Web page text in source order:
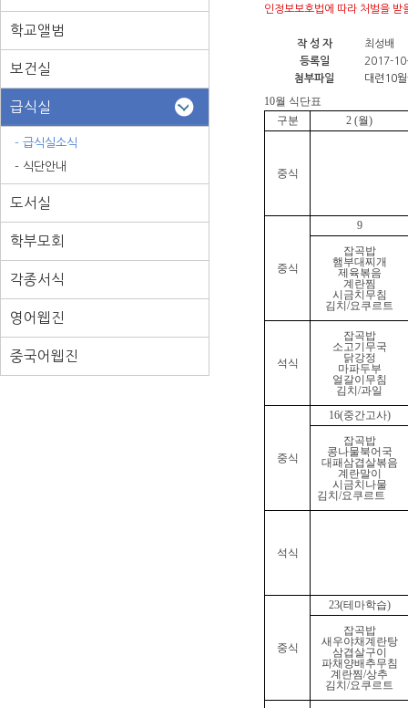
학교앨범
보건실
급식실
- 급식실소식
- 식단안내
도서실
학부모회
각종서식
영어웹진
중국어웹진
인정보보호법에 따라 처벌을 받
작 성 자
최성배
등록일
2017-
첨부파일
대련10
10월 식단표
구분
2 (월)
중식
중식
9
잡곡밥
햄부대찌개
제육볶음
계란찜
시금치무침
김치 /요쿠르트
석식
잡곡밥
소고기무국
닭강정
마파두부
얼갈이무침
김치 /과일
중식
16(중간고사)
잡곡밥
콩나물북어국
대패삼겹살볶음
계란말이
시금치나물
김치 /요쿠르트
석식
중식
23(테마학습)
잡곡밥
새우야채계란탕
삼겹살구이
파채양배추무침
계란찜/상추
김치 /요쿠르트